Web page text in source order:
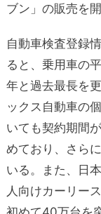
ブン」の販売を
自動車検査登録
ると、乗用車の
年と過去最長を
ックス自動車の
いても契約期間
めており、さら
いる。また、日
人向けカーリー